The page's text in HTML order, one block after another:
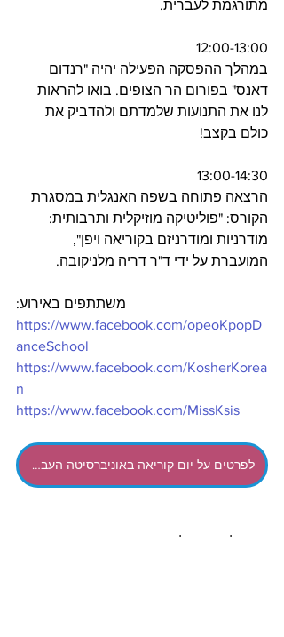
מתורגמת לעברית.
12:00-13:00
במהלך ההפסקה הפעילה יהיה "רנדום
דאנס" בפורום הר הצופים. בואו להראות
לנו את התנועות שלמדתם ולהדביק את
כולם בקצב!
13:00-14:30
הרצאה פתוחה בשפה האנגלית במסגרת
הקורס: "פוליטיקה מוזיקלית ותרבותית:
מודרניות ומודרניזם בקוריאה ויפן",
המועברת על ידי ד"ר דריה מלניקובה.
משתתפים באירוע:
https://www.facebook.com/opeoKpopD
anceSchool
https://www.facebook.com/KosherKorea
n
https://www.facebook.com/MissKsis
לפרטים על יום קוריאה באוניברסיטה העברית
חדשות הליו בישראל